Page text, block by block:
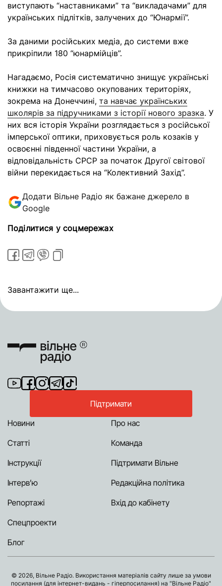
виступають “наставниками” та “викладачами” для
українських підлітків, залучених до “Юнармії”.
За даними російських медіа, до системи вже
прикріпили 180 “юнармійців”.
Нагадаємо, Росія систематично знищує українські
книжки на тимчасово окупованих територіях,
зокрема на Донеччині, та навчає українських
школярів за підручниками з історії нового зразка. У
них вся історія України розглядається з російської
імперської оптики, приховується роль козаків у
освоєнні південної частини України, а
відповідальність СРСР за початок Другої світової
війни перекидається на “Колективний Захід”.
Додати Вільне Радіо як бажане джерело в
Google
Поділитися у соцмережах
Завантажити ще...
Підтримати
Новини
Статті
Інструкції
Інтерв’ю
Репортажі
Спецпроекти
Блог
Про нас
Команда
Підтримати Вільне
Редакційна політика
Вхід до кабінету
© 2026, Вільне Радіо. Використання матеріалів сайту лише за умови
посилання (для інтернет-видань - гіперпосилання) на "Вільне Радіо"